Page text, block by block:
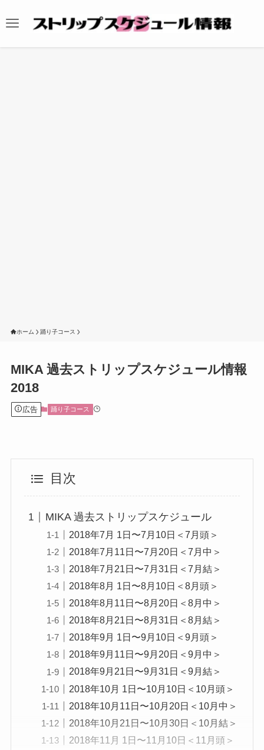
ホーム 踊り子コース
MIKA 過去ストリップスケジュール情報
2018
広告 踊り子コース
目次
MIKA 過去ストリップスケジュール
2018年7月 1日〜7月10日＜7月頭＞
2018年7月11日〜7月20日＜7月中＞
2018年7月21日〜7月31日＜7月結＞
2018年8月 1日〜8月10日＜8月頭＞
2018年8月11日〜8月20日＜8月中＞
2018年8月21日〜8月31日＜8月結＞
2018年9月 1日〜9月10日＜9月頭＞
2018年9月11日〜9月20日＜9月中＞
2018年9月21日〜9月31日＜9月結＞
2018年10月 1日〜10月10日＜10月頭＞
2018年10月11日〜10月20日＜10月中＞
2018年10月21日〜10月30日＜10月結＞
2018年11月 1日〜11月10日＜11月頭＞